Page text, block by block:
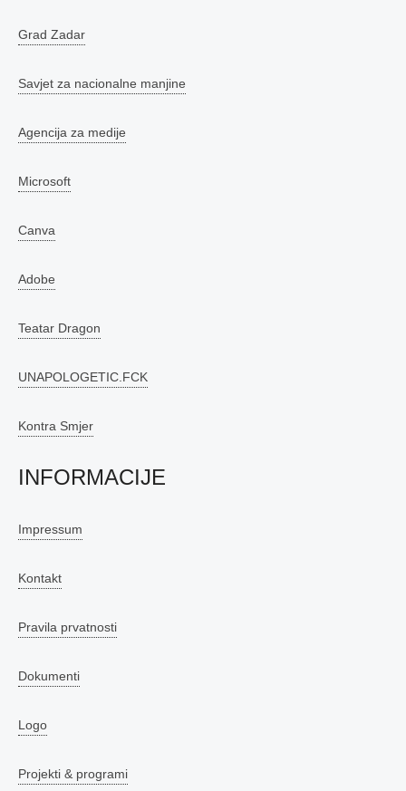
Grad Zadar
Savjet za nacionalne manjine
Agencija za medije
Microsoft
Canva
Adobe
Teatar Dragon
UNAPOLOGETIC.FCK
Kontra Smjer
INFORMACIJE
Impressum
Kontakt
Pravila prvatnosti
Dokumenti
Logo
Projekti & programi